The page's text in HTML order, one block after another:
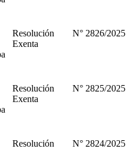
Resolución
Exenta
N° 2826/2025
Resolución
Exenta
N° 2825/2025
Resolución
N° 2824/2025